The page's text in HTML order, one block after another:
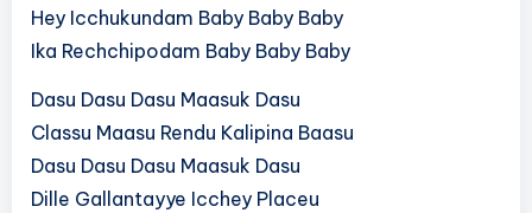
Hey Icchukundam Baby Baby Baby
Ika Rechchipodam Baby Baby Baby
Dasu Dasu Dasu Maasuk Dasu
Classu Maasu Rendu Kalipina Baasu
Dasu Dasu Dasu Maasuk Dasu
Dille Gallantayye Icchey Placeu